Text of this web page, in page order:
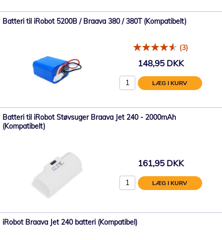
Batteri til iRobot 5200B / Braava 380 / 380T (Kompatibelt)
(3)
148,95 DKK
LÆG I KURV
Batteri til iRobot Støvsuger Braava Jet 240 - 2000mAh
(Kompatibelt)
161,95 DKK
LÆG I KURV
iRobot Braava Jet 240 batteri (Kompatibel)